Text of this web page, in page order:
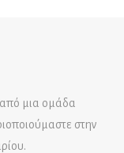
μια ομάδα
στην